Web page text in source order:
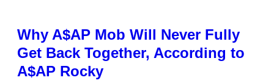
Why A$AP Mob Will Never Fully
Get Back Together, According to
A$AP Rocky